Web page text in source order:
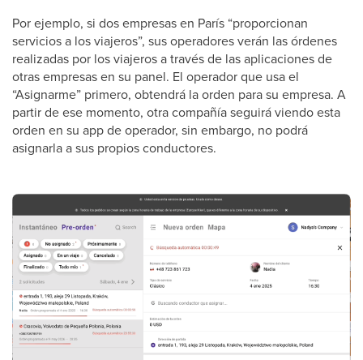
Por ejemplo, si dos empresas en París “proporcionan
servicios a los viajeros”, sus operadores verán las órdenes
realizadas por los viajeros a través de las aplicaciones de
otras empresas en su panel. El operador que usa el
“Asignarme” primero, obtendrá la orden para su empresa. A
partir de ese momento, otra compañía seguirá viendo esta
orden en su app de operador, sin embargo, no podrá
asignarla a sus propios conductores.